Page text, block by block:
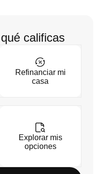
calificas
Refinanciar mi
casa
Explorar mis
opciones